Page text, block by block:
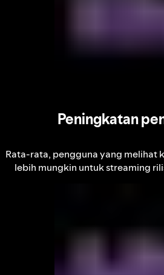
Peningkatan
Rata-rata, pengguna yang melihat
lebih mungkin untuk streaming